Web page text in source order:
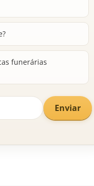
funerárias
Enviar